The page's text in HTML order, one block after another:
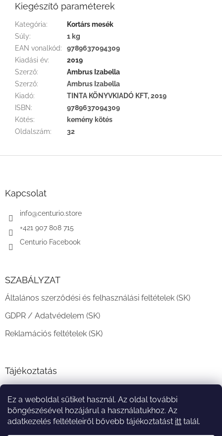
Ez a weboldal sütiket használ. Az oldal további
böngészésével hozájárul a használatukhoz. Az
adatkezelés feltételeiről bővebb tájékoztatást itt talál.
Kiegészítő paraméterek
Kategória:
Kortárs mesék
Súly:
1 kg
EAN vonalkód:
9789637094309
Kiadási év:
2019
Szerző:
Ambrus Izabella
Szerző:
Ambrus Izabella
Kiadó:
TINTA KÖNYVKIADÓ KFT, 2019
ISBN:
9789637094309
Kötés:
kemény kötés
Oldalszám: 32
Kapcsolat
info@centurio.store
+421 907 808 715
Centurio Facebook
SZABÁLYZAT
Általános szerződési és felhasználási feltételek (SK)
GDPR / Adatvédelem (SK)
Reklamációs feltételek (SK)
Tájékoztatás
A vásárlás menete